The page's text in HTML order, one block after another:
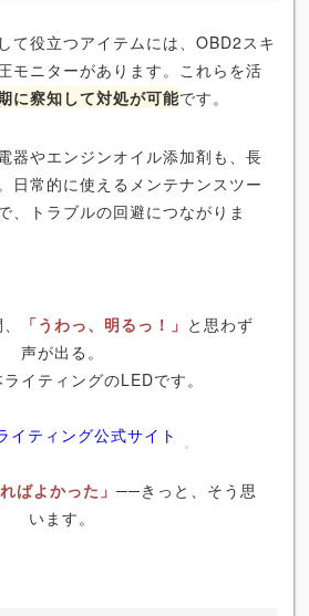
て役立つアイテムには、OBD2スキ
モニターがあります。これらを活
に察知して対処が可能です。
器やエンジンオイル添加剤も、長
日常的に使えるメンテナンスツー
、トラブルの回避につながりま
「うわっ、明るっ！」 と思わず
声が出る。
イティングのLEDです。
イティング公式サイト
ばよかった」 ──きっと、そう思
います。